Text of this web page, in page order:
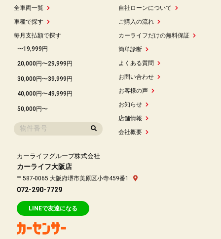
全車両一覧
車種で探す
毎月支払額で探す
〜19,999円
20,000円〜29,999円
30,000円〜39,999円
40,000円〜49,999円
50,000円〜
自社ローンについて
ご購入の流れ
カーライフだけの無料保証
簡単診断
よくある質問
お問い合わせ
お客様の声
お知らせ
店舗情報
会社概要
カーライフグループ株式会社
カーライフ大阪店
〒587-0065 大阪府堺市美原区小寺459番1
072-290-7729
LINEで友達になる